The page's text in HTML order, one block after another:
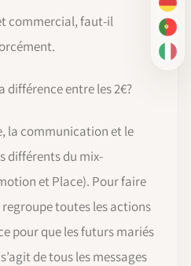
DE
PT-
IT
commercial, faut-il
différence entre les 2€?
la communication et le
différents du mix-
et Place). Pour faire
toutes les actions
pour que les futurs mariés
de tous les messages